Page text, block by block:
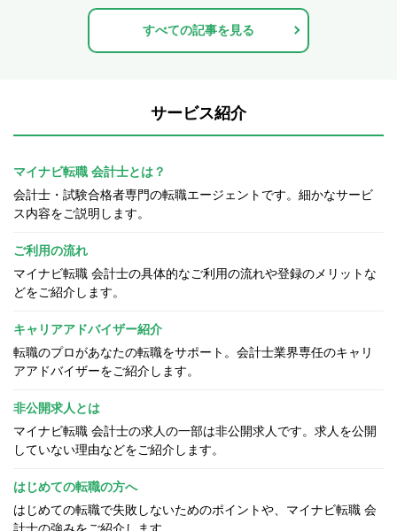
すべての記事を見る
サービス紹介
マイナビ転職 会計士とは？
会計士・試験合格者専門の転職エージェントです。細かなサービ
ス内容をご説明します。
ご利用の流れ
マイナビ転職 会計士の具体的なご利用の流れや登録のメリットな
どをご紹介します。
キャリアアドバイザー紹介
転職のプロがあなたの転職をサポート。会計士業界専任のキャリ
アアドバイザーをご紹介します。
非公開求人とは
マイナビ転職 会計士の求人の一部は非公開求人です。求人を公開
していない理由などをご紹介します。
はじめての転職の方へ
はじめての転職で失敗しないためのポイントや、マイナビ転職 会